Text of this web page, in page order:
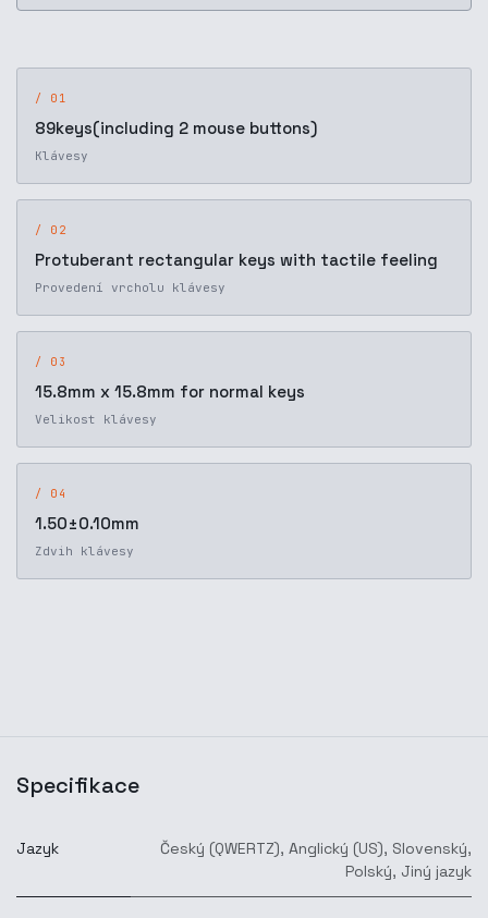
/ 01
89keys(including 2 mouse buttons)
Klávesy
/ 02
Protuberant rectangular keys with tactile feeling
Provedení vrcholu klávesy
/ 03
15.8mm x 15.8mm for normal keys
Velikost klávesy
/ 04
1.50±0.10mm
Zdvih klávesy
Specifikace
Jazyk Český (QWERTZ), Anglický (US), Slovenský,
Polský, Jiný jazyk